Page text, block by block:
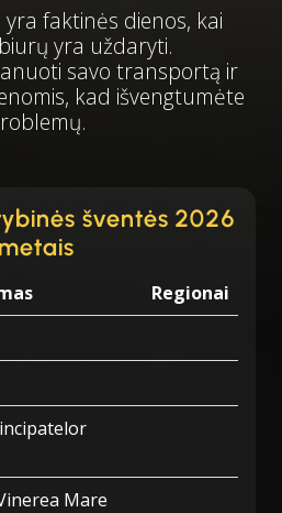
faktinės dienos, kai
yra uždaryti.
savo transportą ir
kad išvengtumėte
šventės 2026
metais
Regionai
Mare